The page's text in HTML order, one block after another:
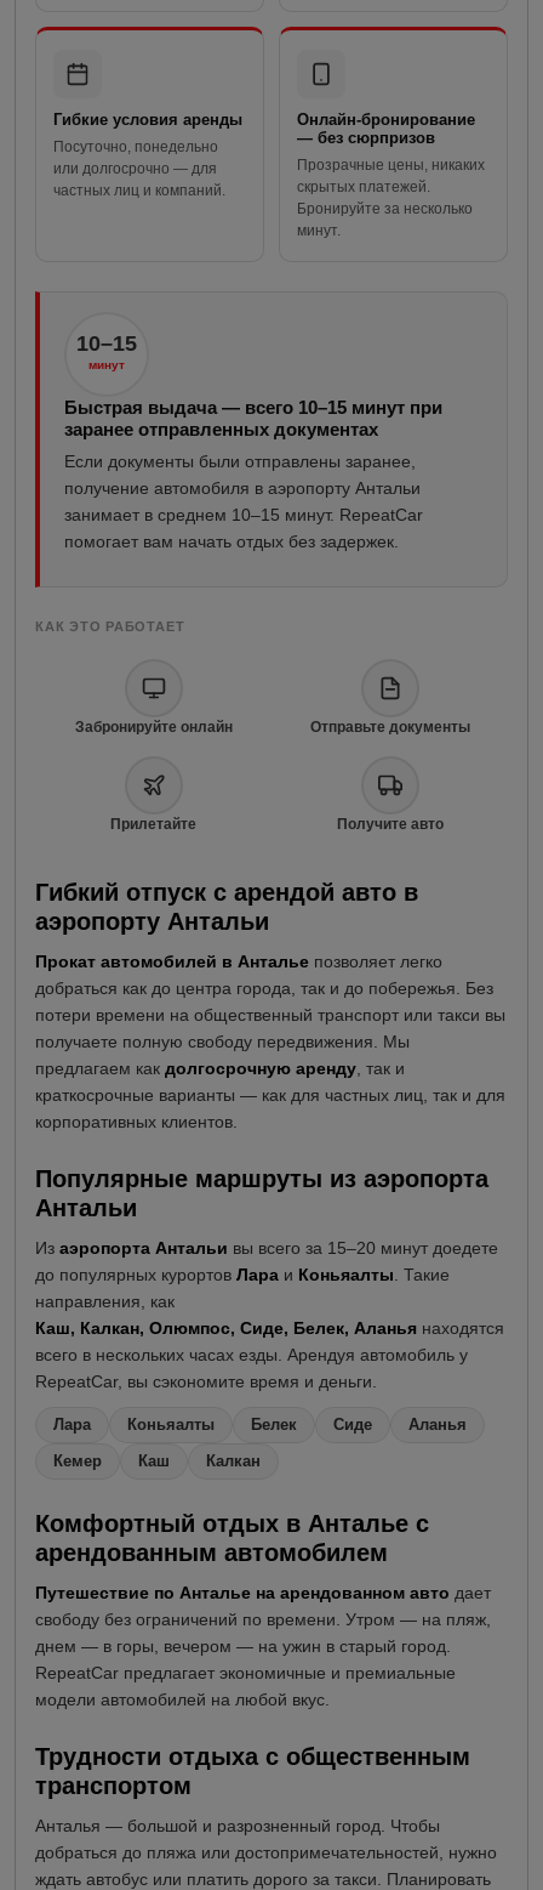
Гибкие условия аренды
Посуточно, понедельно
или долгосрочно — для
частных лиц и компаний.
Онлайн-бронирование
— без сюрпризов
Прозрачные цены, никаких
скрытых платежей.
Бронируйте за несколько
минут.
10–15
минут
Быстрая выдача — всего 10–15 минут при
заранее отправленных документах
Если документы были отправлены заранее,
получение автомобиля в аэропорту Антальи
занимает в среднем 10–15 минут. RepeatCar
помогает вам начать отдых без задержек.
КАК ЭТО РАБОТАЕТ
Забронируйте онлайн Отправьте документы
Прилетайте Получите авто
Гибкий отпуск с арендой авто в
аэропорту Антальи
Прокат автомобилей в Анталье позволяет легко
добраться как до центра города, так и до побережья. Без
потери времени на общественный транспорт или такси вы
получаете полную свободу передвижения. Мы
предлагаем как долгосрочную аренду , так и
краткосрочные варианты — как для частных лиц, так и для
корпоративных клиентов.
Популярные маршруты из аэропорта
Антальи
Из аэропорта Антальи вы всего за 15–20 минут доедете
до популярных курортов Лара и Коньяалты . Такие
направления, как
Каш, Калкан, Олюмпос, Сиде, Белек, Аланья находятся
всего в нескольких часах езды. Арендуя автомобиль у
RepeatCar, вы сэкономите время и деньги.
Лара Коньяалты Белек Сиде
Аланья
Кемер
Каш Калкан
Комфортный отдых в Анталье с
арендованным автомобилем
Путешествие по Анталье на арендованном авто дает
свободу без ограничений по времени. Утром — на пляж,
днем — в горы, вечером — на ужин в старый город.
RepeatCar предлагает экономичные и премиальные
модели автомобилей на любой вкус.
Трудности отдыха с общественным
транспортом
Анталья — большой и разрозненный город. Чтобы
добраться до пляжа или достопримечательностей, нужно
ждать автобус или платить дорого за такси. Планировать